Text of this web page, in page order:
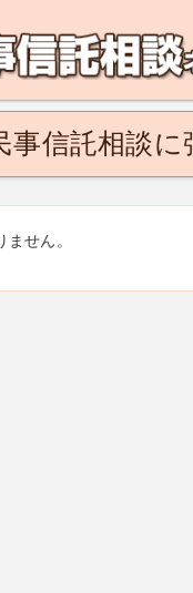
解決！こんなひとは民事信
事信託相談
せん。